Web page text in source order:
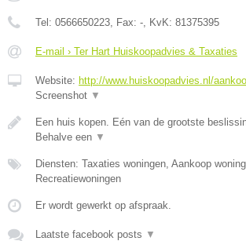
Tel: 0566650223, Fax: -, KvK: 81375395
E-mail › Ter Hart Huiskoopadvies & Taxaties
Website: http://www.huiskoopadvies.nl/
Screenshot ▼
Een huis kopen. Eén van de grootste
Behalve een ▼
Diensten: Taxaties woningen, Aankoop
Recreatiewoningen
Er wordt gewerkt op afspraak.
Laatste facebook posts ▼